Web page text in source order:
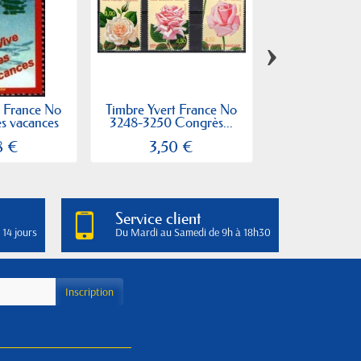
No
vacances
€
Timbre Yvert France No
3248-3250 Congrès...
3,50 €
›
jours
Service client
Du Mardi au Samedi de 9h à 18h30